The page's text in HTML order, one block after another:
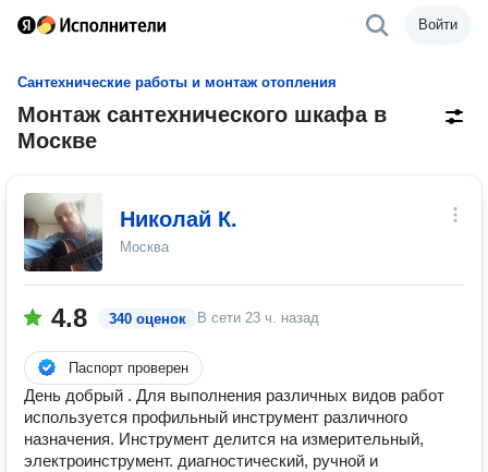
Войти
Сантехнические работы и монтаж отопления
Монтаж сантехнического шкафа в
Москве
Николай К.
Москва
4.8 340 оценок В сети 23 ч. назад
Паспорт проверен
День добрый . Для выполнения различных видов работ
используется профильный инструмент различного
назначения. Инструмент делится на измерительный,
электроинструмент. диагностический, ручной и